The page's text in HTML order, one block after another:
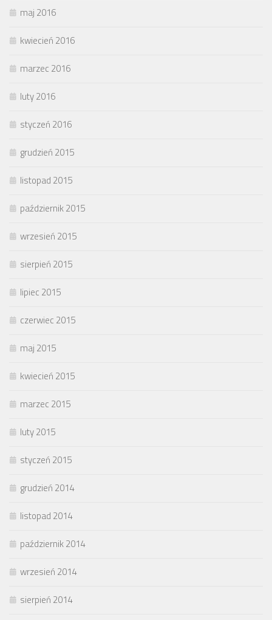
maj 2016
kwiecień 2016
marzec 2016
luty 2016
styczeń 2016
grudzień 2015
listopad 2015
październik 2015
wrzesień 2015
sierpień 2015
lipiec 2015
czerwiec 2015
maj 2015
kwiecień 2015
marzec 2015
luty 2015
styczeń 2015
grudzień 2014
listopad 2014
październik 2014
wrzesień 2014
sierpień 2014